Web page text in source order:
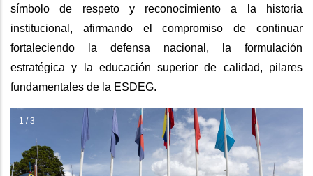
símbolo de respeto y reconocimiento a la historia
institucional, afirmando el compromiso de continuar
fortaleciendo la defensa nacional, la formulación
estratégica y la educación superior de calidad, pilares
fundamentales de la ESDEG.
1 / 3